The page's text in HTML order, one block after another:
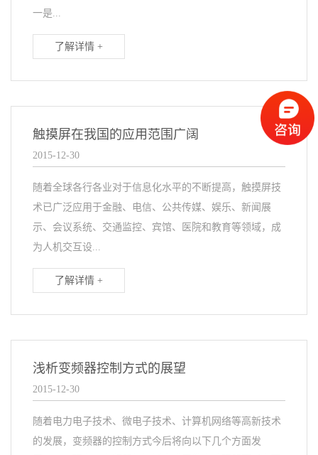
一是...
了解详情 +
触摸屏在我国的应用范围广阔
2015-12-30
随着全球各行各业对于信息化水平的不断提高，触摸屏技
术已广泛应用于金融、电信、公共传媒、娱乐、新闻展
示、会议系统、交通监控、宾馆、医院和教育等领域，成
为人机交互设...
了解详情 +
浅析变频器控制方式的展望
2015-12-30
随着电力电子技术、微电子技术、计算机网络等高新技术
的发展，变频器的控制方式今后将向以下几个方面发